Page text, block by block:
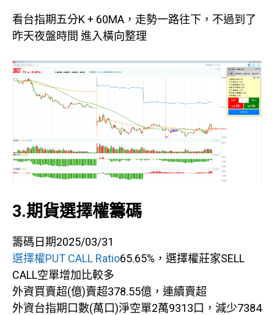
看台指期五分K + 60MA，走勢一路往下，不過到了
昨天夜盤時間 進入橫向整理
3.期貨選擇權籌碼
籌碼日期2025/03/31
選擇權PUT CALL Ratio65.65%，選擇權莊家SELL
CALL空單增加比較多
外資買賣超(億)賣超378.55億，連續賣超
外資台指期口數(萬口)淨空單2萬9313口，減少7384